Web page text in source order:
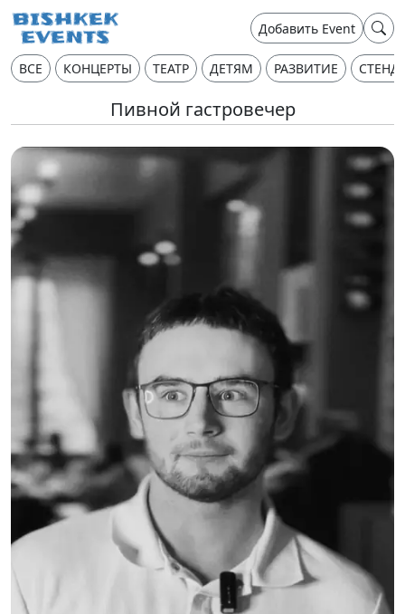
Добавить Event
ВСЕ КОНЦЕРТЫ ТЕАТР ДЕТЯМ РАЗВИТИЕ
Пивной гастровечер